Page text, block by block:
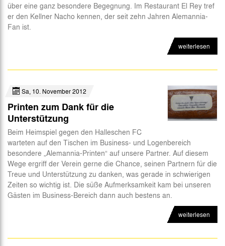
über eine ganz besondere Begegnung. Im Restaurant El Rey tref
er den Kellner Nacho kennen, der seit zehn Jahren Alemannia-
Fan ist.
weiterlesen
Sa, 10. November 2012
Printen zum Dank für die
Unterstützung
Beim Heimspiel gegen den Halleschen FC
warteten auf den Tischen im Business- und Logenbereich
besondere „Alemannia-Printen“ auf unsere Partner. Auf diesem
Wege ergriff der Verein gerne die Chance, seinen Partnern für die
Treue und Unterstützung zu danken, was gerade in schwierigen
Zeiten so wichtig ist. Die süße Aufmerksamkeit kam bei unseren
Gästen im Business-Bereich dann auch bestens an.
weiterlesen